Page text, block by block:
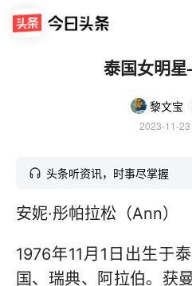
泰国女明
黎文宝
2023-11-
头条听资讯，时事尽掌握
安妮·彤帕拉松（Ann）
1976年11月1日出生
国、瑞典、阿拉伯。获